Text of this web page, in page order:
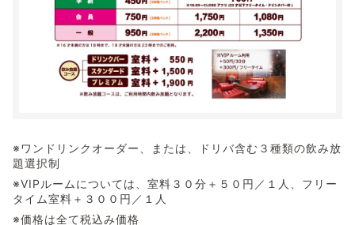
※ワンドリンクオーダー、または、ドリバ含む３種類の飲み放
題選択制
※VIPルームについては、室料３０分＋５０円／１人、フリー
タイム室料＋３００円／１人
※価格は全て税込み価格